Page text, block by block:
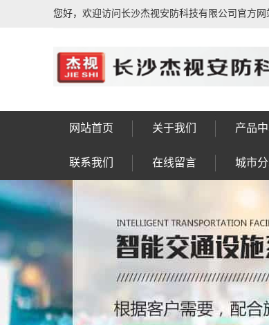
您好，欢迎访问长沙杰视安防科技有限公司官方网
网站首页 关于我们
公司简介
荣誉资质
公司相册
企业文化
发展历程
售后服务
联系我们
产品
智慧
LED景
监控
标志
龙门
F型显示
高杆
太阳能
信号
监控八
信号灯八
机柜
操作
实验
控制
工作
钣金
设备
岗亭
监控电
车牌识别
人行通道
动态人脸
车位引导
楼宇对讲
公共广播
防盗报警
门禁考勤
视频会议
综合布线
IPTV电
电子围栏
视频监控
联系我们 在线留言 城市